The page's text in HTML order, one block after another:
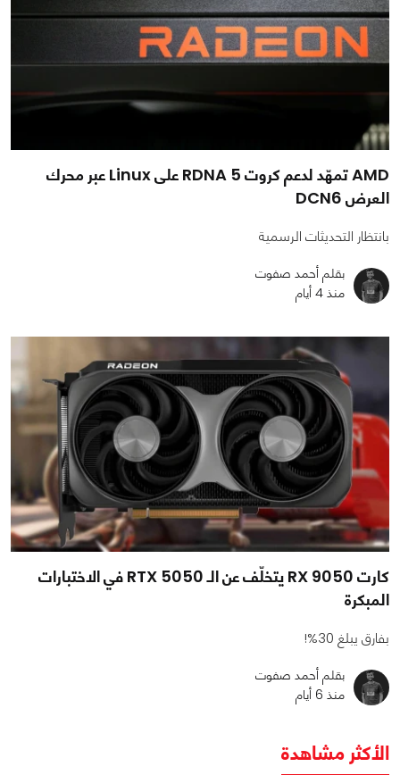
AMD تمهّد لدعم كروت RDNA 5 على Linux عبر محرك
العرض DCN6
بانتظار التحديثات الرسمية
بقلم أحمد صفوت
منذ 4 أيام
كارت RX 9050 يتخلّف عن الـ RTX 5050 في الاختبارات
المبكرة
بفارق يبلغ 30%!
بقلم أحمد صفوت
منذ 6 أيام
الأكثر مشاهدة